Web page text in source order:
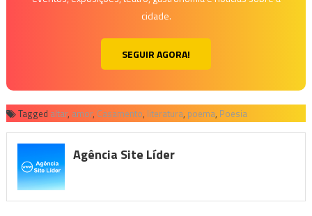
cidade.
SEGUIR AGORA!
Tagged altar, amor, Casamento, literatura, poema, Poesia
Agência Site Líder